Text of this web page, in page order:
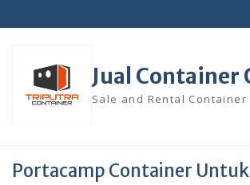
to
Jual Container
Sale and Rental Container
Portacamp Container